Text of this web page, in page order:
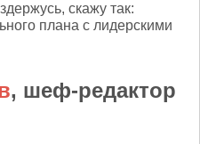
скажу так:
плана с лидерскими
, шеф-редактор